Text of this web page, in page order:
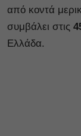
από κοντά
συμβάλει στις
Ελλάδα.